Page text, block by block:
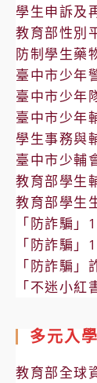
學生申訴及
教育部性別
防制學生藥
臺中市少年
臺中市少年
臺中市少年
學生事務與
臺中市少輔
教育部學生
教育部學生
「防詐騙
「防詐騙
「防詐騙」
「不迷小
多元入
教育部全球